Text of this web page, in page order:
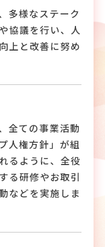
多様なステーク
協議を行い、人
上と改善に努め
全ての事業活動
人権方針」が組
るように、全役
る研修やお取引
などを実施しま